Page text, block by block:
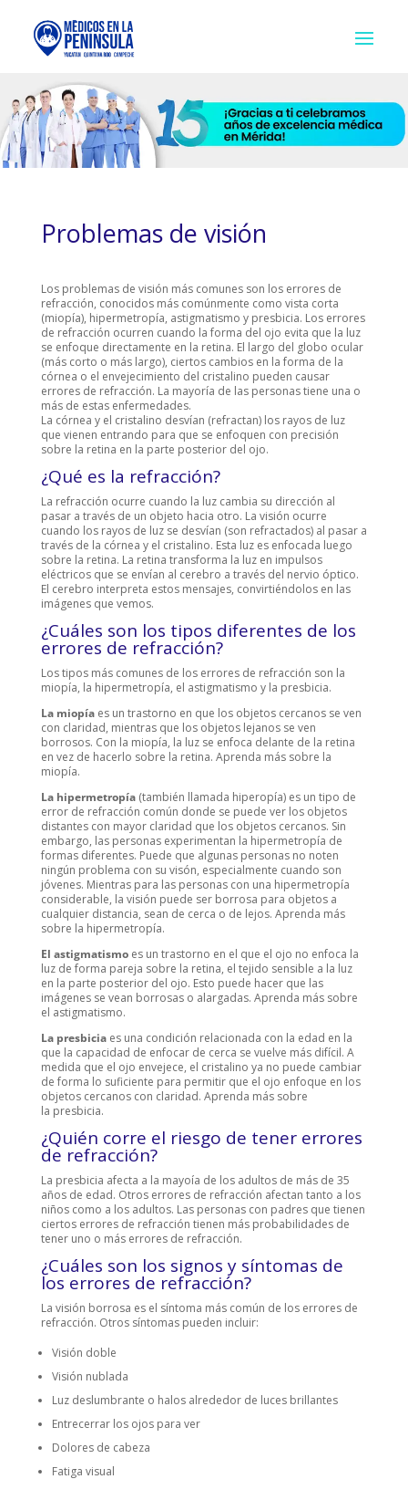
Problemas de visión
Los problemas de visión más comunes son los errores de
refracción, conocidos más comúnmente como vista corta
(miopía), hipermetropía, astigmatismo y presbicia. Los errores
de refracción ocurren cuando la forma del ojo evita que la luz
se enfoque directamente en la retina. El largo del globo ocular
(más corto o más largo), ciertos cambios en la forma de la
córnea o el envejecimiento del cristalino pueden causar
errores de refracción. La mayoría de las personas tiene una o
más de estas enfermedades.
La córnea y el cristalino desvían (refractan) los rayos de luz
que vienen entrando para que se enfoquen con precisión
sobre la retina en la parte posterior del ojo.
¿Qué es la refracción?
La refracción ocurre cuando la luz cambia su dirección al
pasar a través de un objeto hacia otro. La visión ocurre
cuando los rayos de luz se desvían (son refractados) al pasar a
través de la córnea y el cristalino. Esta luz es enfocada luego
sobre la retina. La retina transforma la luz en impulsos
eléctricos que se envían al cerebro a través del nervio óptico.
El cerebro interpreta estos mensajes, convirtiéndolos en las
imágenes que vemos.
¿Cuáles son los tipos diferentes de los
errores de refracción?
Los tipos más comunes de los errores de refracción son la
miopía, la hipermetropía, el astigmatismo y la presbicia.
La miopíaes un trastorno en que los objetos cercanos se ven
con claridad, mientras que los objetos lejanos se ven
borrosos. Con la miopía, la luz se enfoca delante de la retina
en vez de hacerlo sobre la retina. Aprenda más sobre la
miopía.
La hipermetropía(también llamada hiperopía) es un tipo de
error de refracción común donde se puede ver los objetos
distantes con mayor claridad que los objetos cercanos. Sin
embargo, las personas experimentan la hipermetropía de
formas diferentes. Puede que algunas personas no noten
ningún problema con su visón, especialmente cuando son
jóvenes. Mientras para las personas con una hipermetropía
considerable, la visión puede ser borrosa para objetos a
cualquier distancia, sean de cerca o de lejos. Aprenda más
sobre la hipermetropía.
El astigmatismo es un trastorno en el que el ojo no enfoca la
luz de forma pareja sobre la retina, el tejido sensible a la luz
en la parte posterior del ojo. Esto puede hacer que las
imágenes se vean borrosas o alargadas. Aprenda más sobre
el astigmatismo.
La presbicia es una condición relacionada con la edad en la
que la capacidad de enfocar de cerca se vuelve más difícil. A
medida que el ojo envejece, el cristalino ya no puede cambiar
de forma lo suficiente para permitir que el ojo enfoque en los
objetos cercanos con claridad. Aprenda más sobre
la presbicia.
¿Quién corre el riesgo de tener errores
de refracción?
La presbicia afecta a la mayoía de los adultos de más de 35
años de edad. Otros errores de refracción afectan tanto a los
niños como a los adultos. Las personas con padres que tienen
ciertos errores de refracción tienen más probabilidades de
tener uno o más errores de refracción.
¿Cuáles son los signos y síntomas de
los errores de refracción?
La visión borrosa es el síntoma más común de los errores de
refracción. Otros síntomas pueden incluir:
Visión doble
Visión nublada
Luz deslumbrante o halos alrededor de luces brillantes
Entrecerrar los ojos para ver
Dolores de cabeza
Fatiga visual